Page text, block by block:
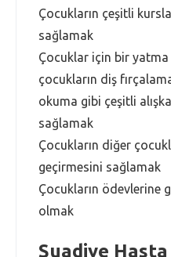
Çocukların çeşitli
sağlamak
Çocuklar için bir
çocukların diş
okuma gibi çeşitli
sağlamak
Çocukların diğer
geçirmesini sağlamak
Çocukların ödevlerine
olmak
Suadiye Hasta